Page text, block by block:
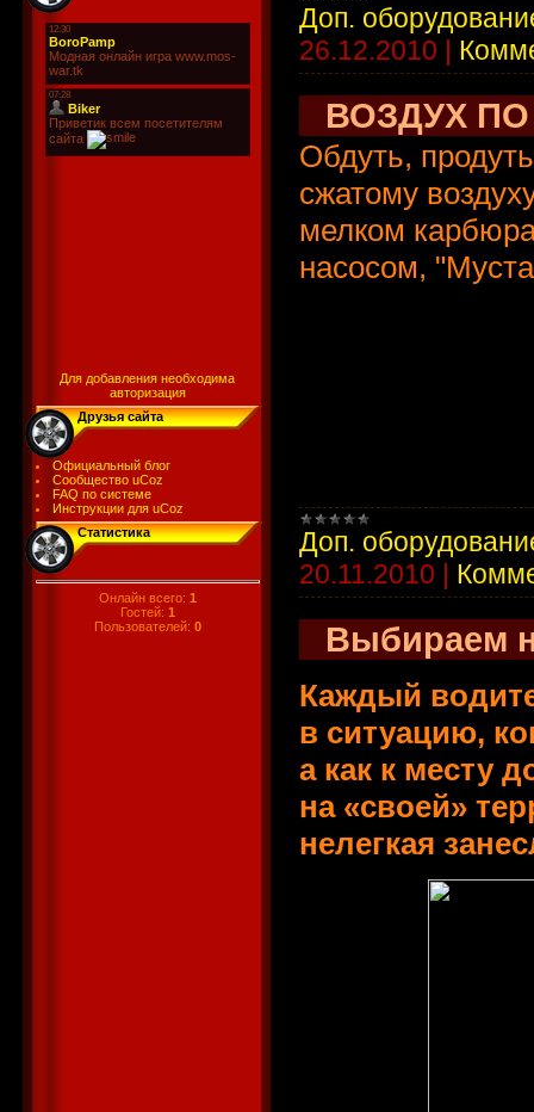
Для добавления необходима
авторизация
Друзья сайта
Официальный блог
Сообщество uCoz
FAQ по системе
Инструкции для uCoz
Статистика
Онлайн всего: 1
Гостей: 1
Пользователей: 0
Доп.
26.12.2010 |
ВОЗДУХ
Обдуть,
сжатому
мелком
насосом,
Доп.
20.11.2010 |
Выбираем
Каждый
в ситуацию,
а как к месту
на «своей»
нелегкая